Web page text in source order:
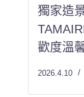
獨家造
歡度溫
2026.4.10